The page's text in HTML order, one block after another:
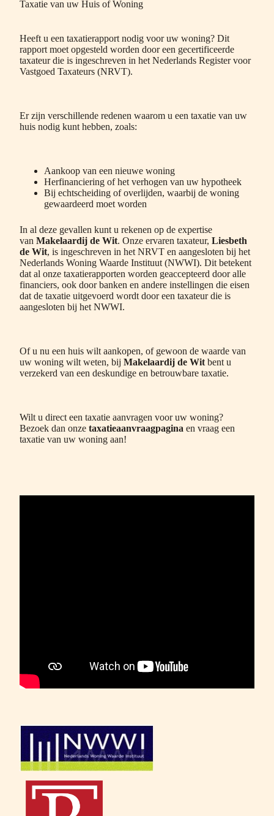
Taxatie van uw Huis of Woning
Heeft u een taxatierapport nodig voor uw woning? Dit
rapport moet opgesteld worden door een gecertificeerde
taxateur die is ingeschreven in het Nederlands Register voor
Vastgoed Taxateurs (NRVT).
Er zijn verschillende redenen waarom u een taxatie van uw
huis nodig kunt hebben, zoals:
Aankoop van een nieuwe woning
Herfinanciering of het verhogen van uw hypotheek
Bij echtscheiding of overlijden, waarbij de woning
gewaardeerd moet worden
In al deze gevallen kunt u rekenen op de expertise
van Makelaardij de Wit. Onze ervaren taxateur, Liesbeth
de Wit, is ingeschreven in het NRVT en aangesloten bij het
Nederlands Woning Waarde Instituut (NWWI). Dit betekent
dat al onze taxatierapporten worden geaccepteerd door alle
financiers, ook door banken en andere instellingen die eisen
dat de taxatie uitgevoerd wordt door een taxateur die is
aangesloten bij het NWWI.
Of u nu een huis wilt aankopen, of gewoon de waarde van
uw woning wilt weten, bij Makelaardij de Wit bent u
verzekerd van een deskundige en betrouwbare taxatie.
Wilt u direct een taxatie aanvragen voor uw woning?
Bezoek dan onze taxatieaanvraagpagina en vraag een
taxatie van uw woning aan!